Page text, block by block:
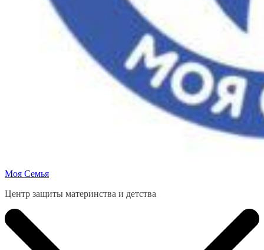
Моя Семья
Центр защиты материнства и детства